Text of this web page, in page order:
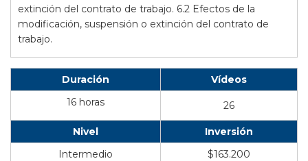
extinción del contrato de trabajo. 6.2 Efectos de la
modificación, suspensión o extinción del contrato de
trabajo.
Duración
Vídeos
16 horas
26
Nivel
Inversión
Intermedio
$163.200